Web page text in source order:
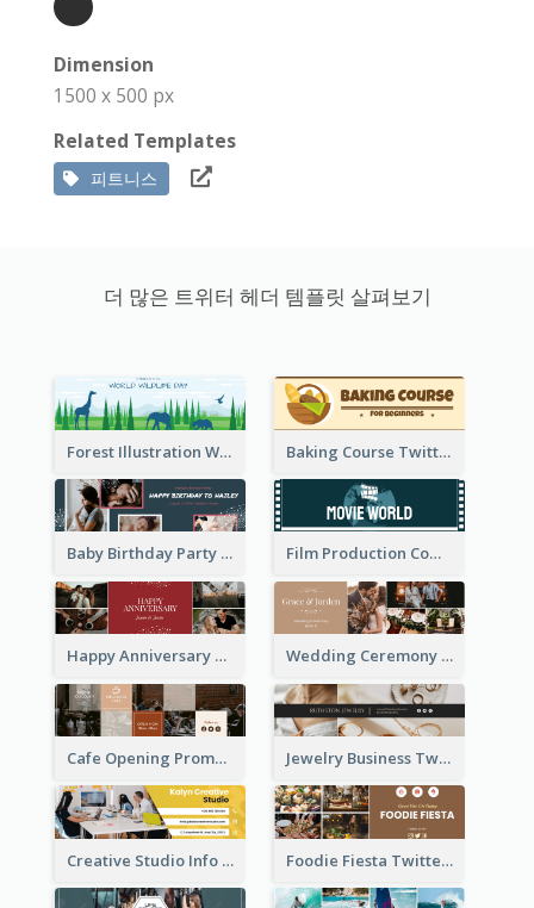
Dimension
1500 x 500 px
Related Templates
피트니스
더 많은 트위터 헤더 템플릿 살펴보기
Forest Illustration World Wildlife Day Twitter Header Baking Course Twitter Header
Baby Birthday Party Twitter Header Film Production Company Twitter Header
Happy Anniversary Twitter Header Wedding Ceremony Twitter Header
Cafe Opening Promotion Twitter Header Jewelry Business Twitter Header
Creative Studio Info Twitter Header Foodie Fiesta Twitter Header